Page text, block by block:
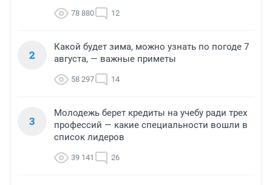
78 880 12
2
Какой будет зима, можно узнать по погоде 7
августа, — важные приметы
58 297 14
3
Молодежь берет кредиты на учебу ради трех
профессий — какие специальности вошли в
список лидеров
39 141 26